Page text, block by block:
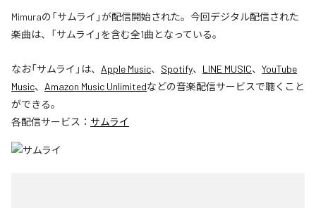
Mimuraの「サムライ」が配信開始された。今回デジタル配信された
楽曲は、「サムライ」を含む全1曲となっている。
なお「サムライ 」は、 Apple Music、 Spotify、 LINE MUSIC、 YouTube
Music、 Amazon Music Unlimitedなどの音楽配信サービスで聴くこと
ができる。
各配信サービス： サムライ